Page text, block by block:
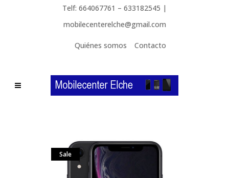
Telf: 664067761 – 633182545 |
mobilecenterelche@gmail.com
Quiénes somos Contacto
Sale